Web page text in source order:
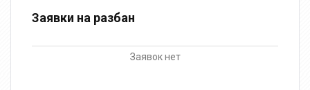
Заявки на разбан
Заявок нет